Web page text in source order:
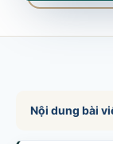
Nội dung bài